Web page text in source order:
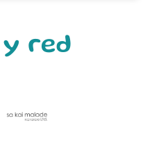
red